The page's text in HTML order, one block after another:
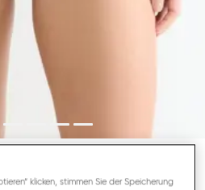
klicken, stimmen Sie der Speicherung